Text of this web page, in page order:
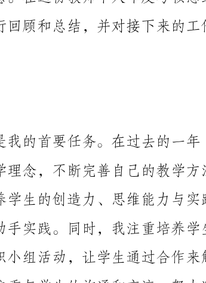
能力，让他们能够主动思考、动手实践。同时，我注重培养学生
决问题。在教学过程中，我还注重与学生的沟通和交流，努力激